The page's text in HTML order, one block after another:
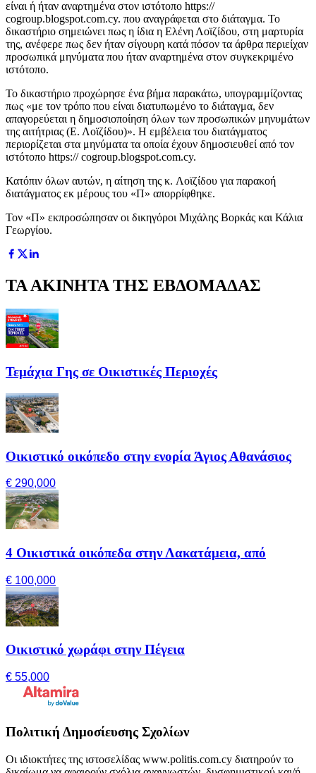
είναι ή ήταν αναρτημένα στον ιστότοπο https://
cogroup.blogspot.com.cy. που αναγράφεται στο διάταγμα. Το
δικαστήριο σημειώνει πως η ίδια η Ελένη Λοϊζίδου, στη μαρτυρία
της, ανέφερε πως δεν ήταν σίγουρη κατά πόσον τα άρθρα περιείχαν
προσωπικά μηνύματα που ήταν αναρτημένα στον συγκεκριμένο
ιστότοπο.
Το δικαστήριο προχώρησε ένα βήμα παρακάτω, υπογραμμίζοντας
πως «με τον τρόπο που είναι διατυπωμένο το διάταγμα, δεν
απαγορεύεται η δημοσιοποίηση όλων των προσωπικών μηνυμάτων
της αιτήτριας (Ε. Λοϊζίδου)». Η εμβέλεια του διατάγματος
περιορίζεται στα μηνύματα τα οποία έχουν δημοσιευθεί από τον
ιστότοπο https:// cogroup.blogspot.com.cy.
Κατόπιν όλων αυτών, η αίτηση της κ. Λοϊζίδου για παρακοή
διατάγματος εκ μέρους του «Π» απορρίφθηκε.
Τον «Π» εκπροσώπησαν οι δικηγόροι Μιχάλης Βορκάς και Κάλια
Γεωργίου.
ΤΑ ΑΚΙΝΗΤΑ ΤΗΣ ΕΒΔΟΜΑΔΑΣ
Τεμάχια Γης σε Οικιστικές Περιοχές
Οικιστικό οικόπεδο στην ενορία Άγιος Αθανάσιος
€ 290,000
4 Οικιστικά οικόπεδα στην Λακατάμεια, από
€ 100,000
Οικιστικό χωράφι στην Πέγεια
€ 55,000
Πολιτική Δημοσίευσης Σχολίων
Οι ιδιοκτήτες της ιστοσελίδας www.politis.com.cy διατηρούν το